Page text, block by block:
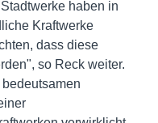
haben in
Kraftwerke
dass diese
so Reck weiter.